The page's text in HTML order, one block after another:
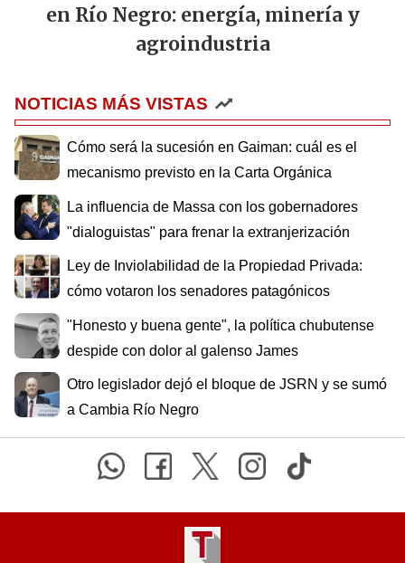
en Río Negro: energía, minería y
agroindustria
NOTICIAS MÁS VISTAS
Cómo será la sucesión en Gaiman: cuál es el
mecanismo previsto en la Carta Orgánica
La influencia de Massa con los gobernadores
"dialoguistas" para frenar la extranjerización
Ley de Inviolabilidad de la Propiedad Privada:
cómo votaron los senadores patagónicos
"Honesto y buena gente", la política chubutense
despide con dolor al galenso James
Otro legislador dejó el bloque de JSRN y se sumó
a Cambia Río Negro